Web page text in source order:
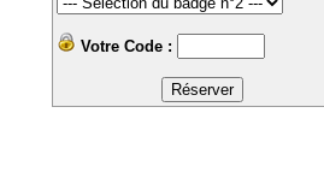
Votre Code :